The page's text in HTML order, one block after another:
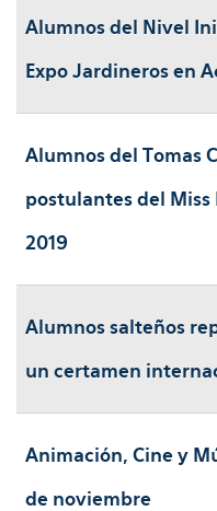
Alumnos del Nivel
Expo Jardineros en
Alumnos del Tomas
postulantes del Miss
2019
Alumnos salteños
un certamen
Animación, Cine y
de noviembre